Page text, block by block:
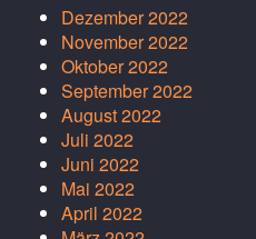
Dezember 2022
November 2022
Oktober 2022
September 2022
August 2022
Juli 2022
Juni 2022
Mai 2022
April 2022